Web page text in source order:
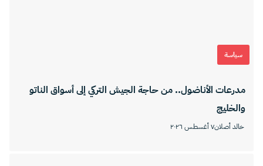
سياسة
مدرعات الأناضول.. من حاجة الجيش التركي إلى أسواق الناتو
والخليج
خالد أصلان٧ أغسطس ٢٠٢٦